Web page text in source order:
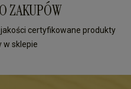
ZAKUPÓW
certyfikowane produkty
w sklepie